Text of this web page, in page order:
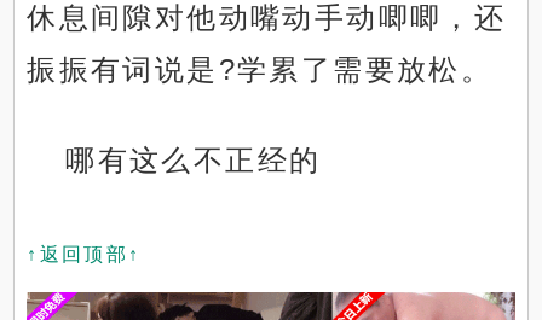
休息间隙对他动嘴动手动唧唧，还
振振有词说是?学累了需要放松。
哪有这么不正经的
↑返回顶部↑